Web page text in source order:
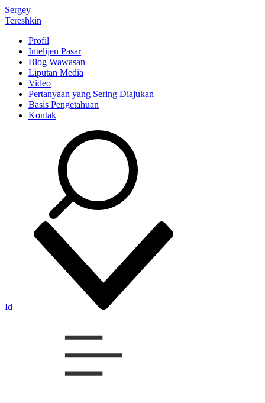
Sergey
Tereshkin
Profil
Intelijen Pasar
Blog Wawasan
Liputan Media
Video
Pertanyaan yang Sering Diajukan
Basis Pengetahuan
Kontak
Id